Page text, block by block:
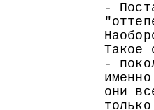
-
Такое
-
они